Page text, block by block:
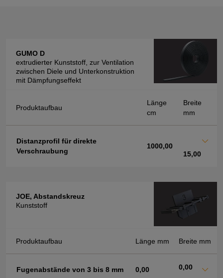
GUMO D
extrudierter Kunststoff, zur Ventilation
zwischen Diele und Unterkonstruktion
mit Dämpfungseffekt
Produktaufbau
Länge
cm
Breite
mm
Distanzprofil für direkte
Verschraubung
1000,00
15,00
JOE, Abstandskreuz
Kunststoff
Produktaufbau Länge mm Breite mm
Fugenabstände von 3 bis 8 mm 0,00 0,00